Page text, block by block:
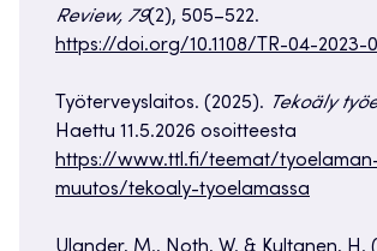
Review, 79(2), 505–522.
https://doi.org/10.1108/TR-04-2023-
Työterveyslaitos. (2025). Tekoäly
Haettu 11.5.2026 osoitteesta
https://www.ttl.fi/teemat/
muutos/tekoaly-tyoelamassa